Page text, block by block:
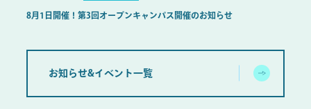
8月1日開催！第3回オープンキャンパス開催のお知らせ
お知らせ&イベント一覧